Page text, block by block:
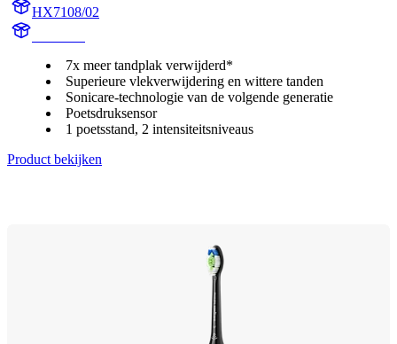
HX7108/02
7x meer tandplak verwijderd*
Superieure vlekverwijdering en wittere tanden
Sonicare-technologie van de volgende generatie
Poetsdruksensor
1 poetsstand, 2 intensiteitsniveaus
Product bekijken